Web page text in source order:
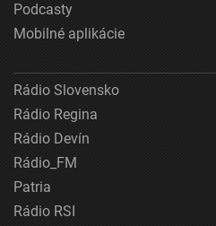
Podcasty
Mobilné aplikácie
Rádio Slovensko
Rádio Regina
Rádio Devín
Rádio_FM
Patria
Rádio RSI